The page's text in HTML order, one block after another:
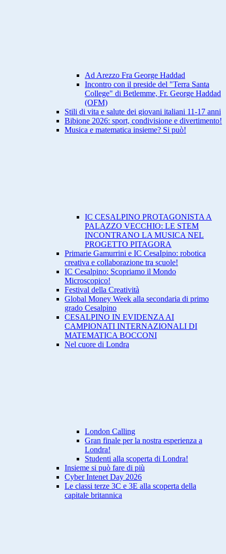
Ad Arezzo Fra George Haddad
Incontro con il preside del "Terra Santa
College" di Betlemme, Fr. George Haddad
(OFM)
Stili di vita e salute dei giovani italiani 11-17 anni
Bibione 2026: sport, condivisione e divertimento!
Musica e matematica insieme? Si può!
IC CESALPINO PROTAGONISTA A
PALAZZO VECCHIO: LE STEM
INCONTRANO LA MUSICA NEL
PROGETTO PITAGORA
Primarie Gamurrini e IC CesaIpino: robotica
creativa e collaborazione tra scuole!
IC Cesalpino: Scopriamo il Mondo
Microscopico!
Festival della Creatività
Global Money Week alla secondaria di primo
grado Cesalpino
CESALPINO IN EVIDENZA AI
CAMPIONATI INTERNAZIONALI DI
MATEMATICA BOCCONI
Nel cuore di Londra
London Calling
Gran finale per la nostra esperienza a
Londra!
Studenti alla scoperta di Londra!
Insieme si può fare di più
Cyber Intenet Day 2026
Le classi terze 3C e 3E alla scoperta della
capitale britannica